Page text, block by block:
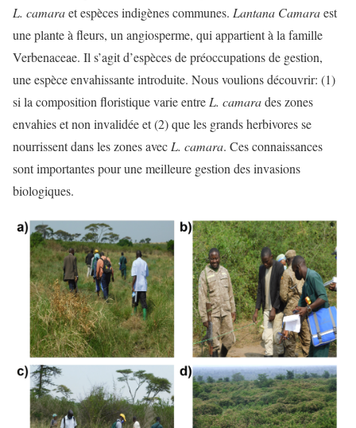
L. camaraet espèces indigènes communes. Lantana Camaraest
une plante à fleurs, un angiosperme, qui appartient à la famille
Verbenaceae. Il s’agit d’espèces de préoccupations de gestion,
une espèce envahissante introduite. Nous voulions découvrir: (1)
si la composition floristique varie entre L. camarades zones
envahies et non invalidée et (2) que les grands herbivores se
nourrissent dans les zones avec L. camara. Ces connaissances
sont importantes pour une meilleure gestion des invasions
biologiques.